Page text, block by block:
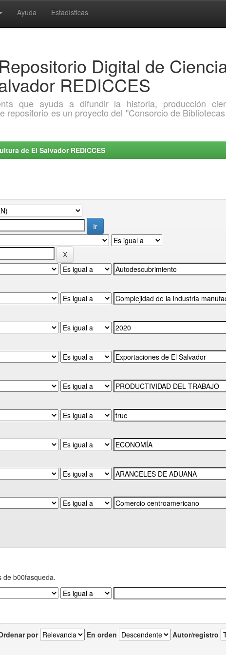
Ayuda Estadísticas
Digital de
REDICCES
que ayuda a difundir la historia, producción
repositorio es un proyecto del "Consorcio de
de El Salvador REDICCES
de b00fasqueda.
por En orden Autor/registro